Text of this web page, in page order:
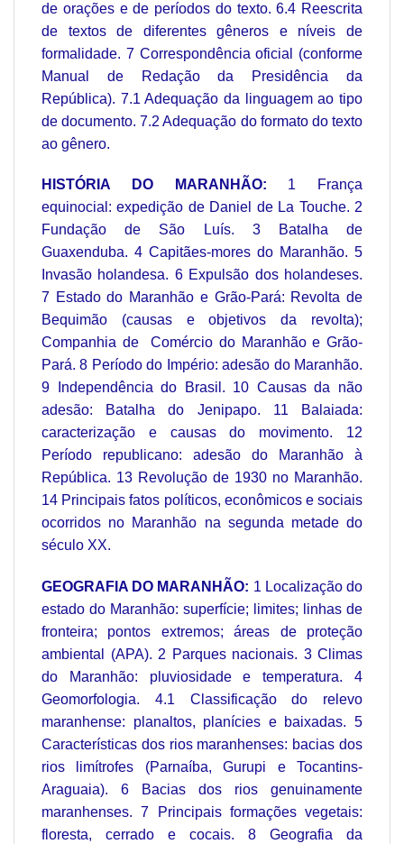
de orações e de períodos do texto. 6.4 Reescrita
de textos de diferentes gêneros e níveis de
formalidade. 7 Correspondência oficial (conforme
Manual de Redação da Presidência da
República). 7.1 Adequação da linguagem ao tipo
de documento. 7.2 Adequação do formato do texto
ao gênero.
HISTÓRIA DO MARANHÃO: 1 França
equinocial: expedição de Daniel de La Touche. 2
Fundação de São Luís. 3 Batalha de
Guaxenduba. 4 Capitães‐mores do Maranhão. 5
Invasão holandesa. 6 Expulsão dos holandeses.
7 Estado do Maranhão e Grão‐Pará: Revolta de
Bequimão (causas e objetivos da revolta);
Companhia de Comércio do Maranhão e Grão‐
Pará. 8 Período do Império: adesão do Maranhão.
9 Independência do Brasil. 10 Causas da não
adesão: Batalha do Jenipapo. 11 Balaiada:
caracterização e causas do movimento. 12
Período republicano: adesão do Maranhão à
República. 13 Revolução de 1930 no Maranhão.
14 Principais fatos políticos, econômicos e sociais
ocorridos no Maranhão na segunda metade do
século XX.
GEOGRAFIA DO MARANHÃO: 1 Localização do
estado do Maranhão: superfície; limites; linhas de
fronteira; pontos extremos; áreas de proteção
ambiental (APA). 2 Parques nacionais. 3 Climas
do Maranhão: pluviosidade e temperatura. 4
Geomorfologia. 4.1 Classificação do relevo
maranhense: planaltos, planícies e baixadas. 5
Características dos rios maranhenses: bacias dos
rios limítrofes (Parnaíba, Gurupi e Tocantins‐
Araguaia). 6 Bacias dos rios genuinamente
maranhenses. 7 Principais formações vegetais:
floresta, cerrado e cocais. 8 Geografia da